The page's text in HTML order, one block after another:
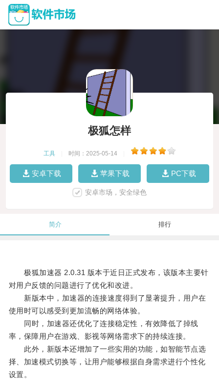
极狐怎样
工具 时间：2025-05-14
安卓下载 苹果下载 PC下载
安卓市场，安全绿色
简介 排行
极狐加速器 2.0.31 版本于近日正式发布，该版本主要针
对用户反馈的问题进行了优化和改进。
新版本中，加速器的连接速度得到了显著提升，用户在
使用时可以感受到更加流畅的网络体验。
同时，加速器还优化了连接稳定性，有效降低了掉线
率，保障用户在游戏、影视等网络需求下的持续连接。
此外，新版本还增加了一些实用的功能，如智能节点选
择、加速模式切换等，让用户能够根据自身需求进行个性化
设置。